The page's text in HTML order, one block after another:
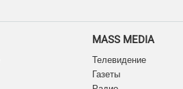
MASS MEDIA
Телевидение
Газеты